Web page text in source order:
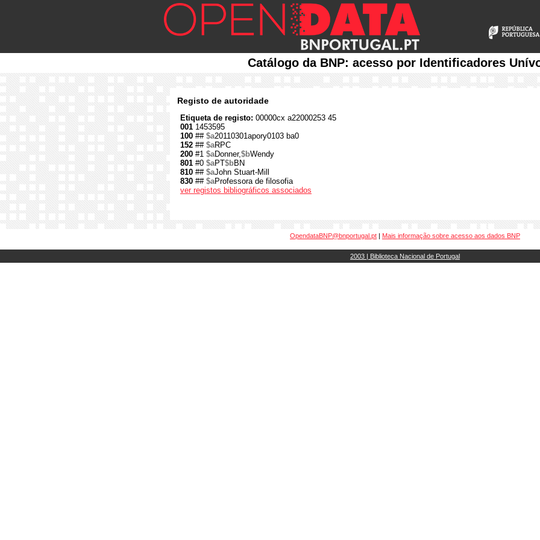
Catálogo da BNP: acesso por Identificadores
Registo de autoridade
Etiqueta de registo: 00000cx a22000253 45
001 1453595
100 ## $a20110301apory0103 ba0
152 ## $aRPC
200 #1 $aDonner,$bWendy
801 #0 $aPT$bBN
810 ## $aJohn Stuart-Mill
830 ## $aProfessora de filosofia
ver registos bibliográficos associados
OpendataBNP@bnportugal.pt | Mais informação sobre acesso aos dados BNP
2003 | Biblioteca Nacional de Portugal